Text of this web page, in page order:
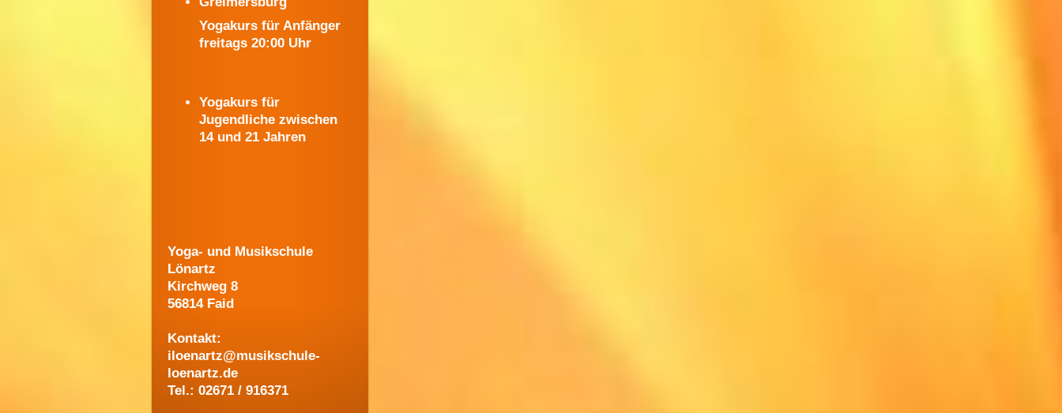
Yogakurs für Anfänger
freitags 20:00 Uhr
Yogakurs für
Jugendliche zwischen
14 und 21 Jahren
Yoga- und Musikschule
Lönartz
Kirchweg 8
56814 Faid
Kontakt:
iloenartz@musikschule-
loenartz.de
Tel.: 02671 / 916371